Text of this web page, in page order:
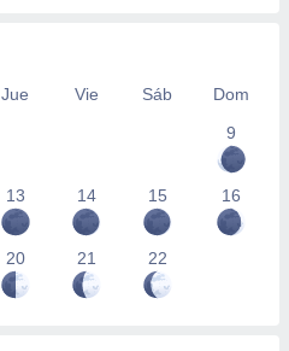
Jue Vie Sáb
Dom
9
13 14 15 16
20 21 22